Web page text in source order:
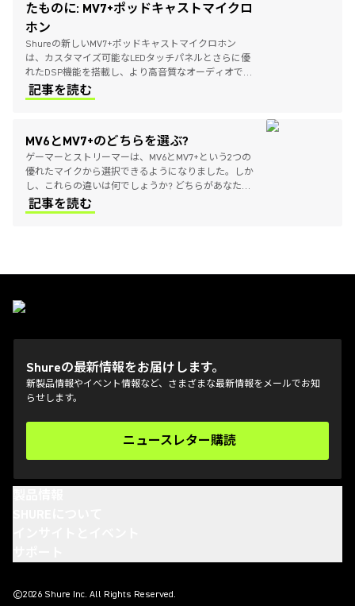
たものに: MV7+ポッドキャストマイクロ
ホン
Shureの新しいMV7+ポッドキャストマイクロホン
は、カスタマイズ可能なLEDタッチパネルとさらに優
れたDSP機能を搭載し、より高音質なオーディオでの
配信が可能になります。音にこだわるポッドキャスタ
ー、ストリーマー、ミュージシャン向けに作られた、
記事を読む
MV6とMV7+のどちらを選ぶ?
ゲーマーとストリーマーは、MV6とMV7+という2つの
優れたマイクから選択できるようになりました。しか
し、これらの違いは何でしょうか? どちらがあなたに
適しているのでしょうか?
記事を読む
Shureの最新情報をお届けします。
新製品情報やイベント情報など、さまざまな最新情報をメールでお知
らせします。
ニュースレター購読
(Opens in a new tab)
©2026 Shure Inc. All Rights Reserved.